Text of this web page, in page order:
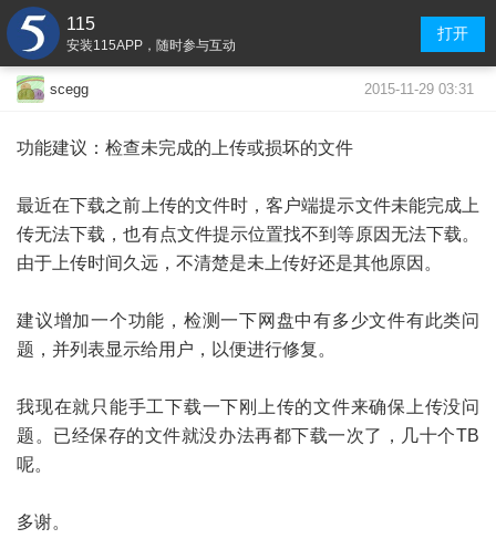
115
安装115APP，随时参与互动
打开
scegg 2015-11-29 03:31
功能建议：检查未完成的上传或损坏的文件
最近在下载之前上传的文件时，客户端提示文件未能完成上
传无法下载，也有点文件提示位置找不到等原因无法下载。
由于上传时间久远，不清楚是未上传好还是其他原因。
建议增加一个功能，检测一下网盘中有多少文件有此类问
题，并列表显示给用户，以便进行修复。
我现在就只能手工下载一下刚上传的文件来确保上传没问
题。已经保存的文件就没办法再都下载一次了，几十个TB
呢。
多谢。